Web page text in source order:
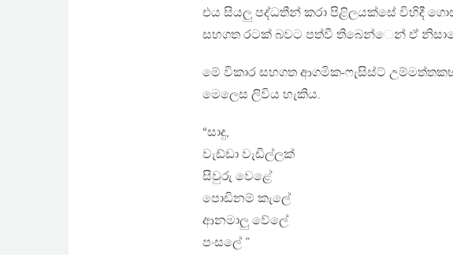
එය සියලු පද්ධතීන් කරා පිළිලයක්සේ විහිදී
සහගත රටක් බවට පත්වී තිබෙන්ෙන් ඒ
මේ විකාර සහගත ආගමික-ෆැසිස්ට්
මෙලෙස ලිවිය හැකිය.
“සාදු,
වැඩ්ඩා වැඩිල්ලක්
සිවුරු වෙළේ
පොඩිනම් කැලේ
ආනමාලු වේලේ
පංසලේ ”